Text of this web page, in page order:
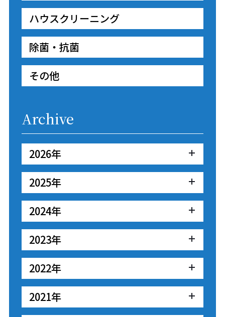
ハウスクリーニング
除菌・抗菌
その他
Archive
2026年
2025年
2024年
2023年
2022年
2021年